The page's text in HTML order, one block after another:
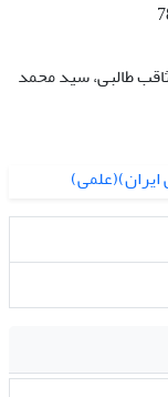
طالبی، سید محمد